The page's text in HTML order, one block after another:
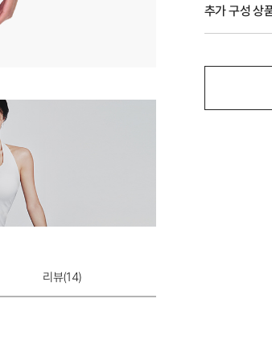
리뷰(14)
추가 구성 상